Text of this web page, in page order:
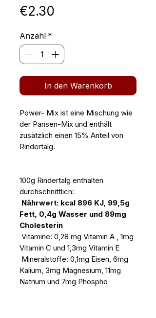
€2.30
Anzahl *
In den Warenkorb
Power- Mix ist eine Mischung wie
der Pansen-Mix und enthält
zusätzlich einen 15% Anteil von
Rindertalg.
100g Rindertalg enthalten
durchschnittlich:
Nährwert: kcal 896 KJ, 99,5g
Fett, 0,4g Wasser und 89mg
Cholesterin
Vitamine: 0,28 mg Vitamin A , 1mg
Vitamin C und 1,3mg Vitamin E
Mineralstoffe: 0,1mg Eisen, 6mg
Kalium, 3mg Magnesium, 11mg
Natrium und 7mg Phospho